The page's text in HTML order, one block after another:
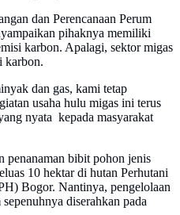
dan Perencanaan Perum
pihaknya memiliki
karbon. Apalagi, sektor migas
karbon.
dan gas, kami tetap
usaha hulu migas ini terus
nyata kepada masyarakat
penanaman bibit pohon jenis
10 hektar di hutan Perhutani
Bogor. Nantinya, pengelolaan
diserahkan pada